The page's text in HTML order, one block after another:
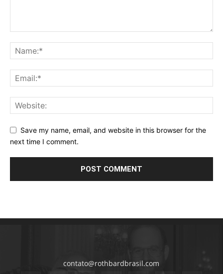
Save my name, email, and website in this browser for the
next time I comment.
contato@rothbardbrasil.com